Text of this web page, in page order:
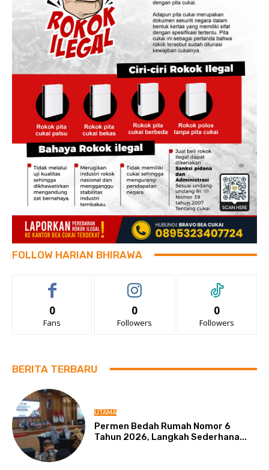
FOLLOW HARIAN BHIRAWA
0
Fans
0
Followers
0
Followers
BERITA TERBARU
UTAMA
Permen Bedah Rumah Nomor 6
Tahun 2026, Langkah Sederhana...